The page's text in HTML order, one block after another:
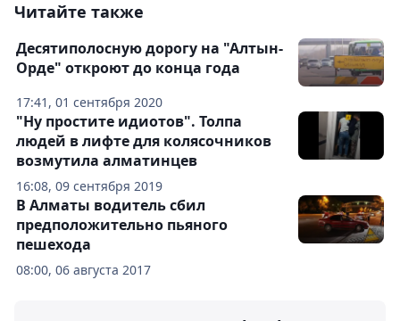
Читайте также
17:41, 01 сентября 2020
Десятиполосную дорогу на "Алтын-
Орде" откроют до конца года
16:08, 09 сентября 2019
"Ну простите идиотов". Толпа
людей в лифте для колясочников
возмутила алматинцев
08:00, 06 августа 2017
В Алматы водитель сбил
предположительно пьяного
пешехода